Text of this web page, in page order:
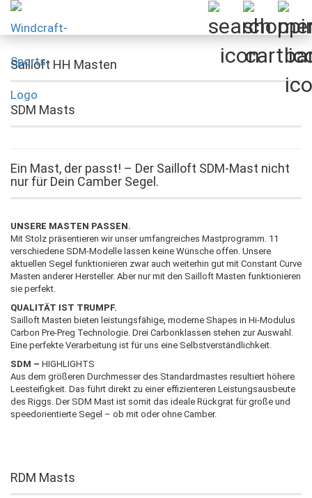
Sailloft HH Masten
SDM Masts
Ein Mast, der passt! – Der Sailloft SDM-Mast nicht
nur für Dein Camber Segel.
UNSERE MASTEN PASSEN.
Mit Stolz präsentieren wir unser umfangreiches Mastprogramm. 11
verschiedene SDM-Modelle lassen keine Wünsche offen. Unsere
aktuellen Segel funktionieren zwar auch weiterhin gut mit Constant Curve
Masten anderer Hersteller. Aber nur mit den Sailloft Masten funktionieren
sie perfekt.
QUALITÄT IST TRUMPF.
Sailloft Masten bieten leistungsfähige, moderne Shapes in Hi-Modulus
Carbon Pre-Preg Technologie. Drei Carbonklassen stehen zur Auswahl.
Eine perfekte Verarbeitung ist für uns eine Selbstverständlichkeit.
SDM – HIGHLIGHTS
Aus dem größeren Durchmesser des Standardmastes resultiert höhere
Leesteifigkeit. Das führt direkt zu einer effizienteren Leistungsausbeute
des Riggs. Der SDM Mast ist somit das ideale Rückgrat für große und
speedorientierte Segel – ob mit oder ohne Camber.
RDM Masts